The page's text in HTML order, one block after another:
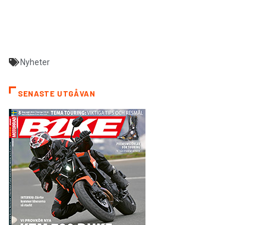
Nyheter
SENASTE UTGÅVAN